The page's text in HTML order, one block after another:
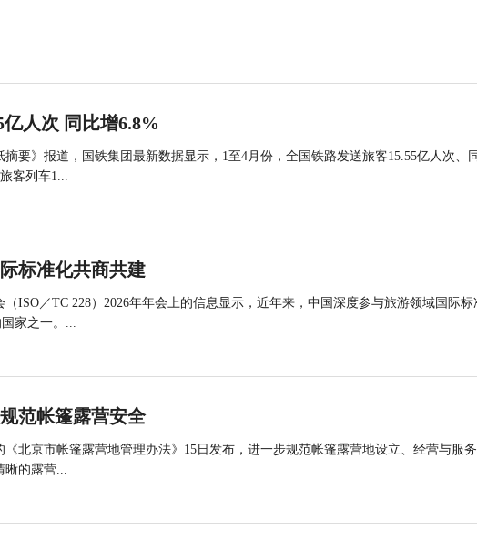
人次 同比增6.8%
要》报道，国铁集团最新数据显示，1至4月份，全国铁路发送旅客15.55亿人次、
客列车1...
标准化共商共建
ISO／TC 228）2026年年会上的信息显示，近年来，中国深度参与旅游领域国际标
家之一。...
范帐篷露营安全
北京市帐篷露营地管理办法》15日发布，进一步规范帐篷露营地设立、经营与服
晰的露营...